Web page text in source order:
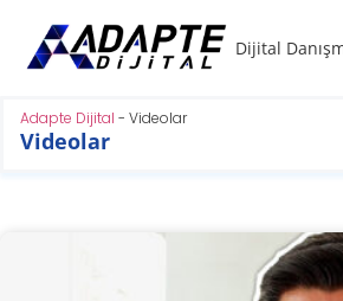
Dijital
Adapte Dijital - Videolar
Videolar